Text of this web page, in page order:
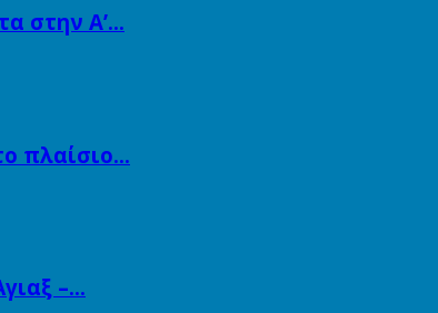
στην Α’…
πλαίσιο…
–…